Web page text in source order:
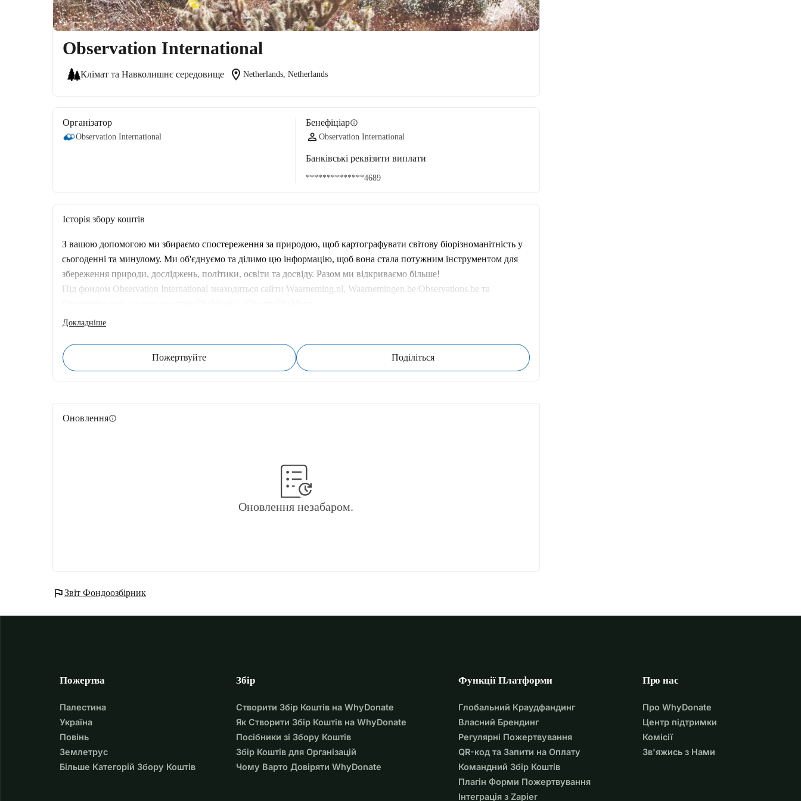
Observation International
Клімат та Навколишнє середовище location_on Netherlands, Netherlands
Організатор
Observation International
Бенефіціарinfo
Observation International
Банківські реквізити виплати
**************4689
Історія збору коштів
З вашою допомогою ми збираємо спостереження за природою, щоб картографувати світову біорізноманітність у
сьогоденні та минулому. Ми об'єднуємо та ділимо цю інформацію, щоб вона стала потужним інструментом для
збереження природи, досліджень, політики, освіти та досвіду. Разом ми відкриваємо більше!
Під фондом Observation International знаходяться сайти Waarneming.nl, Waarnemingen.be/Observations.be та
Докладніше
Пожертвуйте Поділіться
Оновленняinfo
Оновлення незабаром.
flagЗвіт Фондоозбірник
Пожертва
Палестина
Україна
Повінь
Землетрус
Більше Категорій Збору Коштів
Збір
Створити Збір Коштів на WhyDonate
Як Створити Збір Коштів на WhyDonate
Посібники зі Збору Коштів
Збір Коштів для Організацій
Чому Варто Довіряти WhyDonate
Функції Платформи
Глобальний Краудфандинг
Власний Брендинг
Регулярні Пожертвування
QR-код та Запити на Оплату
Командний Збір Коштів
Плагін Форми Пожертвування
Інтеграція з Zapier
Про нас
Про WhyDonate
Центр підтримки
Комісії
Зв'яжись з Нами